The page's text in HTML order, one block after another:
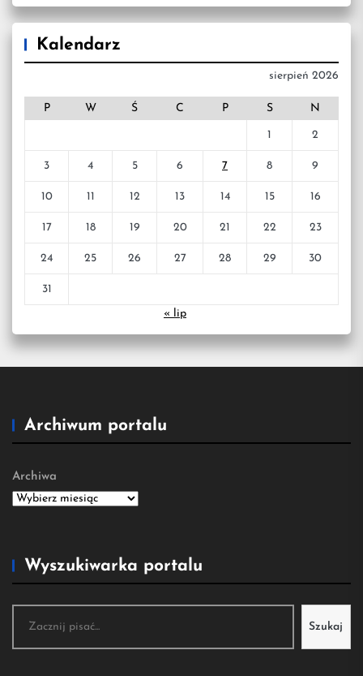
Kalendarz
sierpień 2026
P W Ś C P S N
1 2
3 4 5 6 7 8 9
10 11 12 13 14 15 16
17 18 19 20 21 22 23
24 25 26 27 28 29 30
31
« lip
Archiwum portalu
Archiwa
Wyszukiwarka portalu
Szukaj